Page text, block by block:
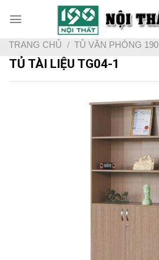
TRANG CHỦ / TỦ VĂN PHÒNG 190
TỦ TÀI LIỆU TG04-1